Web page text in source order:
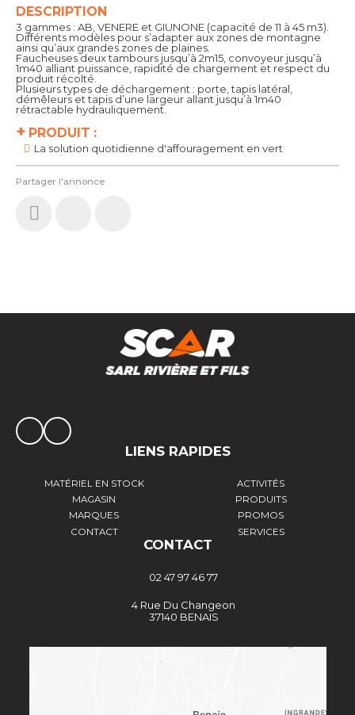
+ PRODUIT :
La solution quotidienne d'affouragement en vert
Partager l'annonce
DESCRIPTION
3 gammes : AB, VENERE et GIUNONE (capacité de 11 à 45 m3).
Différents modèles pour s’adapter aux zones de montagne
ainsi qu’aux grandes zones de plaines.
Faucheuses deux tambours jusqu’à 2m15, convoyeur jusqu’à
1m40 alliant puissance, rapidité de chargement et respect du
produit récolté.
Plusieurs types de déchargement : porte, tapis latéral,
démêleurs et tapis d’une largeur allant jusqu’à 1m40
rétractable hydrauliquement.
LIENS RAPIDES
MATÉRIEL EN STOCK
ACTIVITÉS
MAGASIN
PRODUITS
MARQUES
PROMOS
CONTACT
SERVICES
CONTACT
02 47 97 46 77
4 Rue Du Changeon
37140 BENAIS